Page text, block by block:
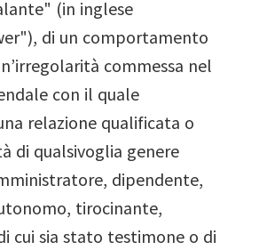
(in inglese
di un comportamento
commessa nel
con il quale
relazione qualificata o
di qualsivoglia genere
dipendente,
tirocinante,
cui sia stato testimone o di